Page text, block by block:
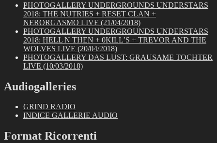
PHOTOGALLERY UNDERGROUNDS UNDERSTARS
2018: THE NUTRIES + RESET CLAN +
NERORGASMO LIVE (21/04/2018)
PHOTOGALLERY UNDERGROUNDS UNDERSTARS
2018: HELL N THEN + 0KILL’S + TREVOR AND THE
WOLVES LIVE (20/04/2018)
PHOTOGALLERY DAS LUST: GRAUSAME TOCHTER
LIVE (10/03/2018)
Audiogalleries
GRIND RADIO
INDICE GALLERIE AUDIO
Format Ricorrenti